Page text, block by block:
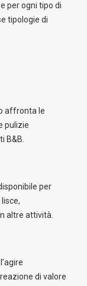
per ogni tipo di
tipologie di
affronta le
pulizie
B&B.
per
altre attività.
di valore